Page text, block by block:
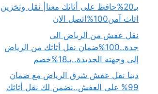
بـ20%حافظ على أثاثك معنا| نقل وتخزين
اثاث آمن100%اتصل الان
نقل عفش من الرياض الى
جدة..100%ضمان نقل أثاثك من الرياض
إلى وجهته الجديدة..بـ18%خصم
دينا نقل عفش شرق الرياض مع ضمان
99% على العفش..نضمن لك نقل أثاثك